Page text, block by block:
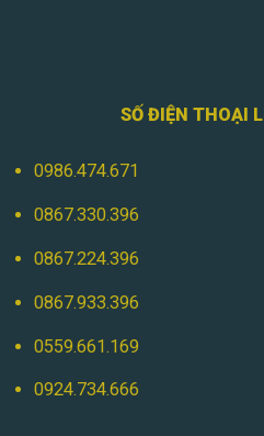
SỐ ĐIỆN THOẠI
0986.474.671
0867.330.396
0867.224.396
0867.933.396
0559.661.169
0924.734.666